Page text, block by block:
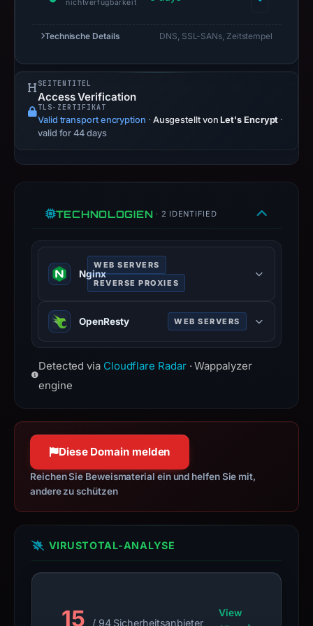
registrar
INTERNATIONAL
GROUP
LIMITED,
address
217.60.39.100,
date
2026.
Infrastructure
may
since
report
summarizes
time-
not
a
guarantee.
nichtverfügbarkeit
Technische Details DNS, SSL-SANs, Zeitstempel
SEITENTITEL
Access Verification
TLS-ZERTIFIKAT
Valid transport encryption · Ausgestellt vonLet's Encrypt ·
valid for 44 days
TECHNOLOGIEN · 2 IDENTIFIED
Nginx
WEB SERVERS
REVERSE PROXIES
High-performance HTTP server and
reverse proxy, known for stability
OpenResty WEB SERVERS
Web platform based on Nginx with
LuaJIT for scalable web apps.
Detected via Cloudflare Radar· Wappalyzer
engine
Diese Domain melden
Reichen Sie Beweismaterial ein und helfen Sie mit,
andere zu schützen
VIRUSTOTAL-ANALYSE
15
/ 94 Sicherheitsanbieter
View